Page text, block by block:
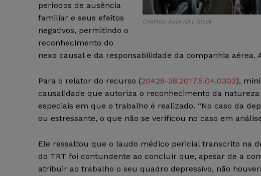
Créditos: Away lGl | iStock
períodos de ausência
familiar e seus efeitos
negativos, permitindo o
reconhecimento do
nexo causal e da responsabilidade da companhia
Para o relator do recurso (20428-38.2017.5.04.0303),
causalidade que autoriza o reconhecimento da
especiais em que o trabalho é realizado. “No caso da
ou estressante, o que não se verificou no caso em
Ele ressaltou que o laudo médico pericial transcrito na
do TRT foi contundente ao concluir que, apesar de a
atribuir ao trabalho o seu quadro depressivo, não